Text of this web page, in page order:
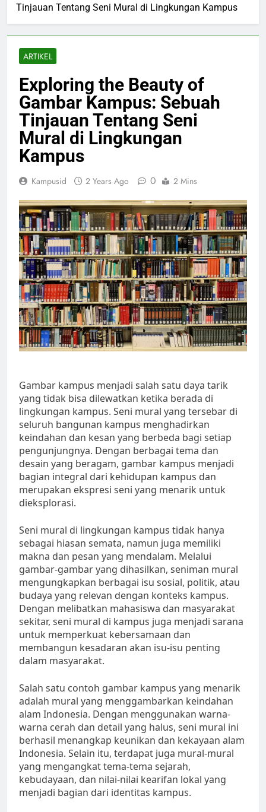
Tinjauan Tentang Seni Mural di Lingkungan Kampus
ARTIKEL
Exploring the Beauty of
Gambar Kampus: Sebuah
Tinjauan Tentang Seni
Mural di Lingkungan
Kampus
Kampusid 2 Years Ago 0 2 Mins
Gambar kampus menjadi salah satu daya tarik
yang tidak bisa dilewatkan ketika berada di
lingkungan kampus. Seni mural yang tersebar di
seluruh bangunan kampus menghadirkan
keindahan dan kesan yang berbeda bagi setiap
pengunjungnya. Dengan berbagai tema dan
desain yang beragam, gambar kampus menjadi
bagian integral dari kehidupan kampus dan
merupakan ekspresi seni yang menarik untuk
dieksplorasi.
Seni mural di lingkungan kampus tidak hanya
sebagai hiasan semata, namun juga memiliki
makna dan pesan yang mendalam. Melalui
gambar-gambar yang dihasilkan, seniman mural
mengungkapkan berbagai isu sosial, politik, atau
budaya yang relevan dengan konteks kampus.
Dengan melibatkan mahasiswa dan masyarakat
sekitar, seni mural di kampus juga menjadi sarana
untuk memperkuat kebersamaan dan
membangun kesadaran akan isu-isu penting
dalam masyarakat.
Salah satu contoh gambar kampus yang menarik
adalah mural yang menggambarkan keindahan
alam Indonesia. Dengan menggunakan warna-
warna cerah dan detail yang halus, seni mural ini
berhasil menangkap keunikan dan kekayaan alam
Indonesia. Selain itu, terdapat juga mural-mural
yang mengangkat tema-tema sejarah,
kebudayaan, dan nilai-nilai kearifan lokal yang
menjadi bagian dari identitas kampus.